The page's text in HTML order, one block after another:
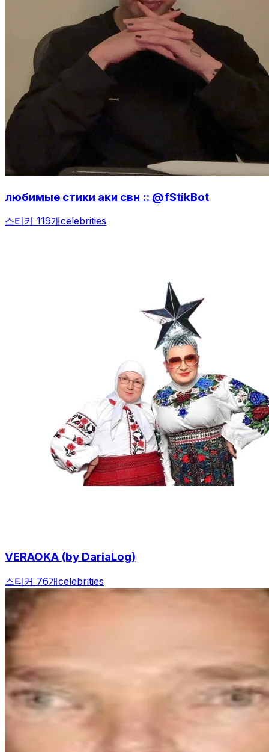
любимые стики аки свн :: @fStikBot
스티커 119개celebrities
VERAOKA (by DariaLog)
스티커 76개celebrities